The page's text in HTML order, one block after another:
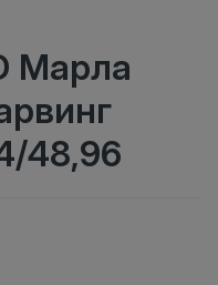
Марла
48,96